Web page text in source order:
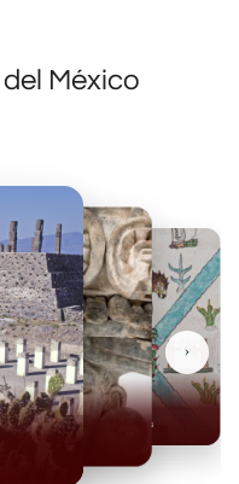
México
Mexicas
›